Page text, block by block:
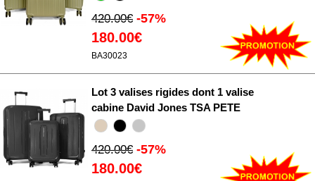
420.00€ -57%
180.00€
BA30023
Lot 3 valises rigides dont 1 valise
cabine David Jones TSA PETE
420.00€ -57%
180.00€